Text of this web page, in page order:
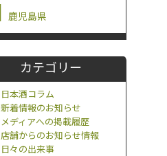
鹿児島県
カテゴリー
日本酒コラム
新着情報のお知らせ
メディアへの掲載履歴
店舗からのお知らせ情報
日々の出来事